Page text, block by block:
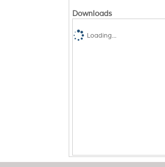
Downloads
Loading...